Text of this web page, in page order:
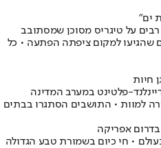
ים"
על טיגריס מסוכן שמסתובב
שהגיעו למקום ציפתה הפתעה • כל
חיות
פלטינט במערב המדינה
למוות • התושבים הסתגרו בבתים
אפריקה
• חי כיום בשמורת טבע הגדולה